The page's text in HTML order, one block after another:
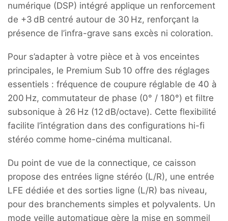
numérique (DSP) intégré applique un renforcement
de +3 dB centré autour de 30 Hz, renforçant la
présence de l’infra-grave sans excès ni coloration.
Pour s’adapter à votre pièce et à vos enceintes
principales, le Premium Sub 10 offre des réglages
essentiels : fréquence de coupure réglable de 40 à
200 Hz, commutateur de phase (0° / 180°) et filtre
subsonique à 26 Hz (12 dB/octave). Cette flexibilité
facilite l’intégration dans des configurations hi-fi
stéréo comme home-cinéma multicanal.
Du point de vue de la connectique, ce caisson
propose des entrées ligne stéréo (L/R), une entrée
LFE dédiée et des sorties ligne (L/R) bas niveau,
pour des branchements simples et polyvalents. Un
mode veille automatique gère la mise en sommeil